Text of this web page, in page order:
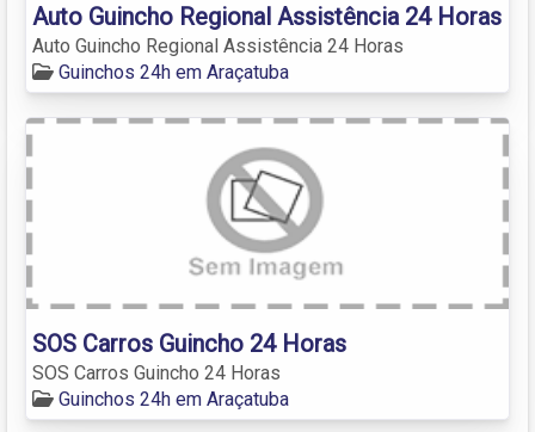
Auto Guincho Regional Assistência 24 Horas
Auto Guincho Regional Assistência 24 Horas
Guinchos 24h em Araçatuba
SOS Carros Guincho 24 Horas
SOS Carros Guincho 24 Horas
Guinchos 24h em Araçatuba